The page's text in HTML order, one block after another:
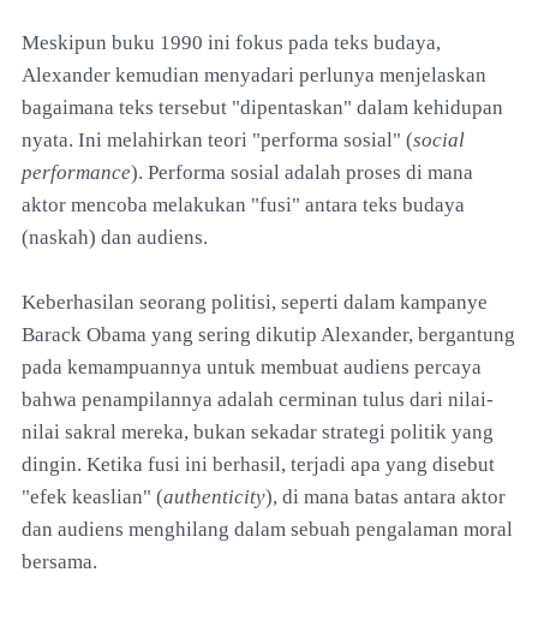
Meskipun buku 1990 ini fokus pada teks budaya,
Alexander kemudian menyadari perlunya menjelaskan
bagaimana teks tersebut "dipentaskan" dalam kehidupan
nyata. Ini melahirkan teori "performa sosial" (social
performance). Performa sosial adalah proses di mana
aktor mencoba melakukan "fusi" antara teks budaya
(naskah) dan audiens.
Keberhasilan seorang politisi, seperti dalam kampanye
Barack Obama yang sering dikutip Alexander, bergantung
pada kemampuannya untuk membuat audiens percaya
bahwa penampilannya adalah cerminan tulus dari nilai-
nilai sakral mereka, bukan sekadar strategi politik yang
dingin. Ketika fusi ini berhasil, terjadi apa yang disebut
"efek keaslian" (authenticity), di mana batas antara aktor
dan audiens menghilang dalam sebuah pengalaman moral
bersama.